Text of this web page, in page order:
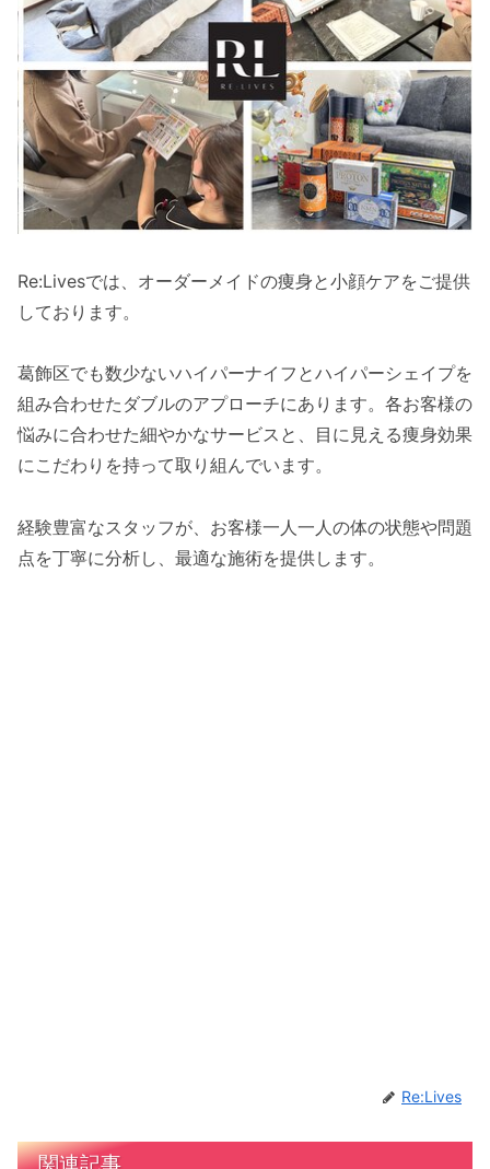
Re:Livesでは、オーダーメイドの痩身と小顔ケアをご提供
しております。
葛飾区でも数少ないハイパーナイフとハイパーシェイプを
組み合わせたダブルのアプローチにあります。各お客様の
悩みに合わせた細やかなサービスと、目に見える痩身効果
にこだわりを持って取り組んでいます。
経験豊富なスタッフが、お客様一人一人の体の状態や問題
点を丁寧に分析し、最適な施術を提供します。
Re:Lives